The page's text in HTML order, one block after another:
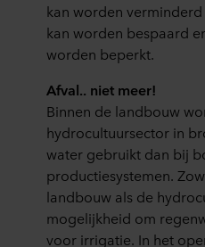
kan worden
kan worden bespaard
worden beperkt.
Afval.. niet meer!
Binnen de landbouw
hydrocultuursector in
water gebruikt dan bij
productiesystemen.
landbouw als de
mogelijkheid om
voor irrigatie. In het